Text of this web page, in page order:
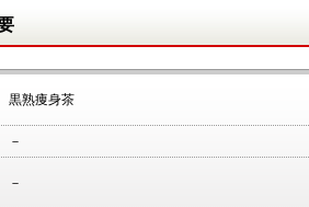
黒熟痩身茶
－
－